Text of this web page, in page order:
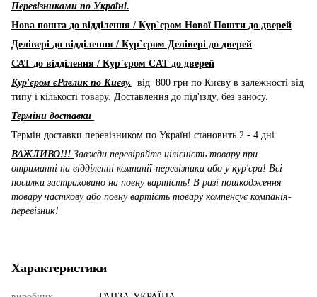
Перевізниками по Україні.
Нова пошта до відділення / Кур`єром Нової Пошти до дверей
Делівері до відділення / Кур`єром Делівері до дверей
САТ до відділення / Кур`єром CAT до дверей
Кур'єром єРавлик по Києву. від 800 грн по Києву в залежності від
типу і кількості товару. Доставлення до під'їзду, без заносу.
Терміни доставки
Термін доставки перевізником по Україні становить 2 - 4 дні.
ВАЖЛИВО!!! Завжди перевіряйте цілісність товару при
отриманні на відділенні компанії-перевізника або у кур'єра! Всі
посилки застраховано на повну вартість! В разі пошкодження
товару часткову або повну вартість товару компенсує компанія-
перевізник!
Характеристики